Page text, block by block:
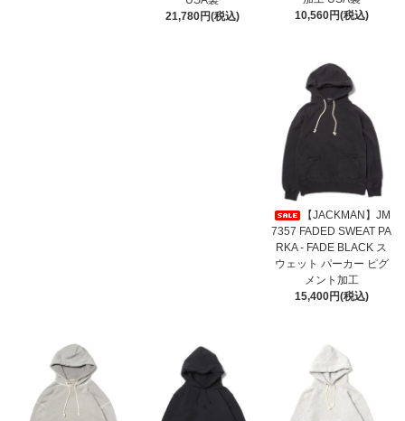
21,780円(税込)
10,560円(税込)
【JACKMAN】JM
7357 FADED SWEAT PA
RKA - FADE BLACK ス
ウェット パーカー ピグ
メント加工
15,400円(税込)